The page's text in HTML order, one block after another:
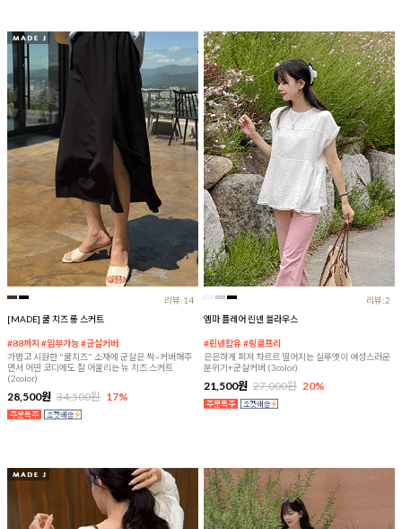
리뷰:14
[MADE] 쿨 치즈 롱 스커트
#88까지 #임부가능 #군살커버
가볍고 시원한 "쿨치즈" 소재에 군살은 싹~커버해주
면서 어떤 코디에도 잘 어울리는 뉴 치즈 스커트
(2color)
28,500원 34,500원 17%
리뷰:2
엠마 플레어 린넨 블라우스
#린넨함유 #링클프리
은은하게 퍼져 차르르 떨어지는 실루엣이 여성스러운
분위기+군살커버 (3color)
21,500원 27,000원 20%